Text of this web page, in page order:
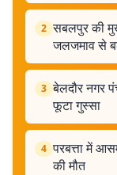
2 सबलपुर की
जलजमाव से
3 बेलदौर नगर
फूटा गुस्सा
4 परबत्ता में
की मौत